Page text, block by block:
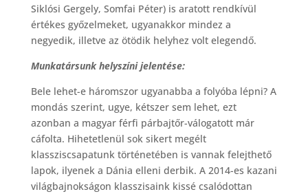
Siklósi Gergely, Somfai Péter) is aratott rendkívül
értékes győzelmeket, ugyanakkor mindez a
negyedik, illetve az ötödik helyhez volt elegendő.
Munkatársunk helyszíni jelentése:
Bele lehet-e háromszor ugyanabba a folyóba lépni? A
mondás szerint, ugye, kétszer sem lehet, ezt
azonban a magyar férfi párbajtőr-válogatott már
cáfolta. Hihetetlenül sok sikert megélt
klassziscsapatunk történetében is vannak felejthető
lapok, ilyenek a Dánia elleni derbik. A 2014-es kazani
világbajnokságon klasszisaink kissé csalódottan